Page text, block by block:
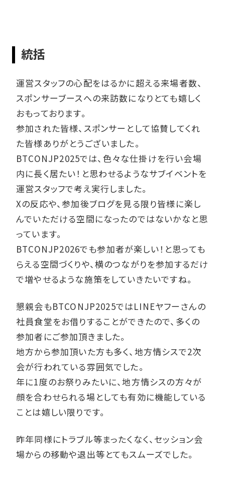
統括
運営スタッフの心配をはるかに超える来場者数、
スポンサーブースへの来訪数になりとても嬉しく
おもっております。
参加された皆様、スポンサーとして協賛してくれ
た皆様ありがとうございました。
BTCONJP2025では、色々な仕掛けを行い会場
内に長く居たい！と思わせるようなサブイベントを
運営スタッフで考え実行しました。
Xの反応や、参加後ブログを見る限り皆様に楽し
んでいただける空間になったのではないかなと思
っています。
BTCONJP2026でも参加者が楽しい！と思っても
らえる空間づくりや、横のつながりを参加するだけ
で増やせるような施策をしていきたいですね。
懇親会もBTCONJP2025ではLINEヤフーさんの
社員食堂をお借りすることができたので、多くの
参加者にご参加頂きました。
地方から参加頂いた方も多く、地方情シスで2次
会が行われている雰囲気でした。
年に1度のお祭りみたいに、地方情シスの方々が
顔を合わせられる場としても有効に機能している
ことは嬉しい限りです。
昨年同様にトラブル等まったくなく、セッション会
場からの移動や退出等とてもスムーズでした。